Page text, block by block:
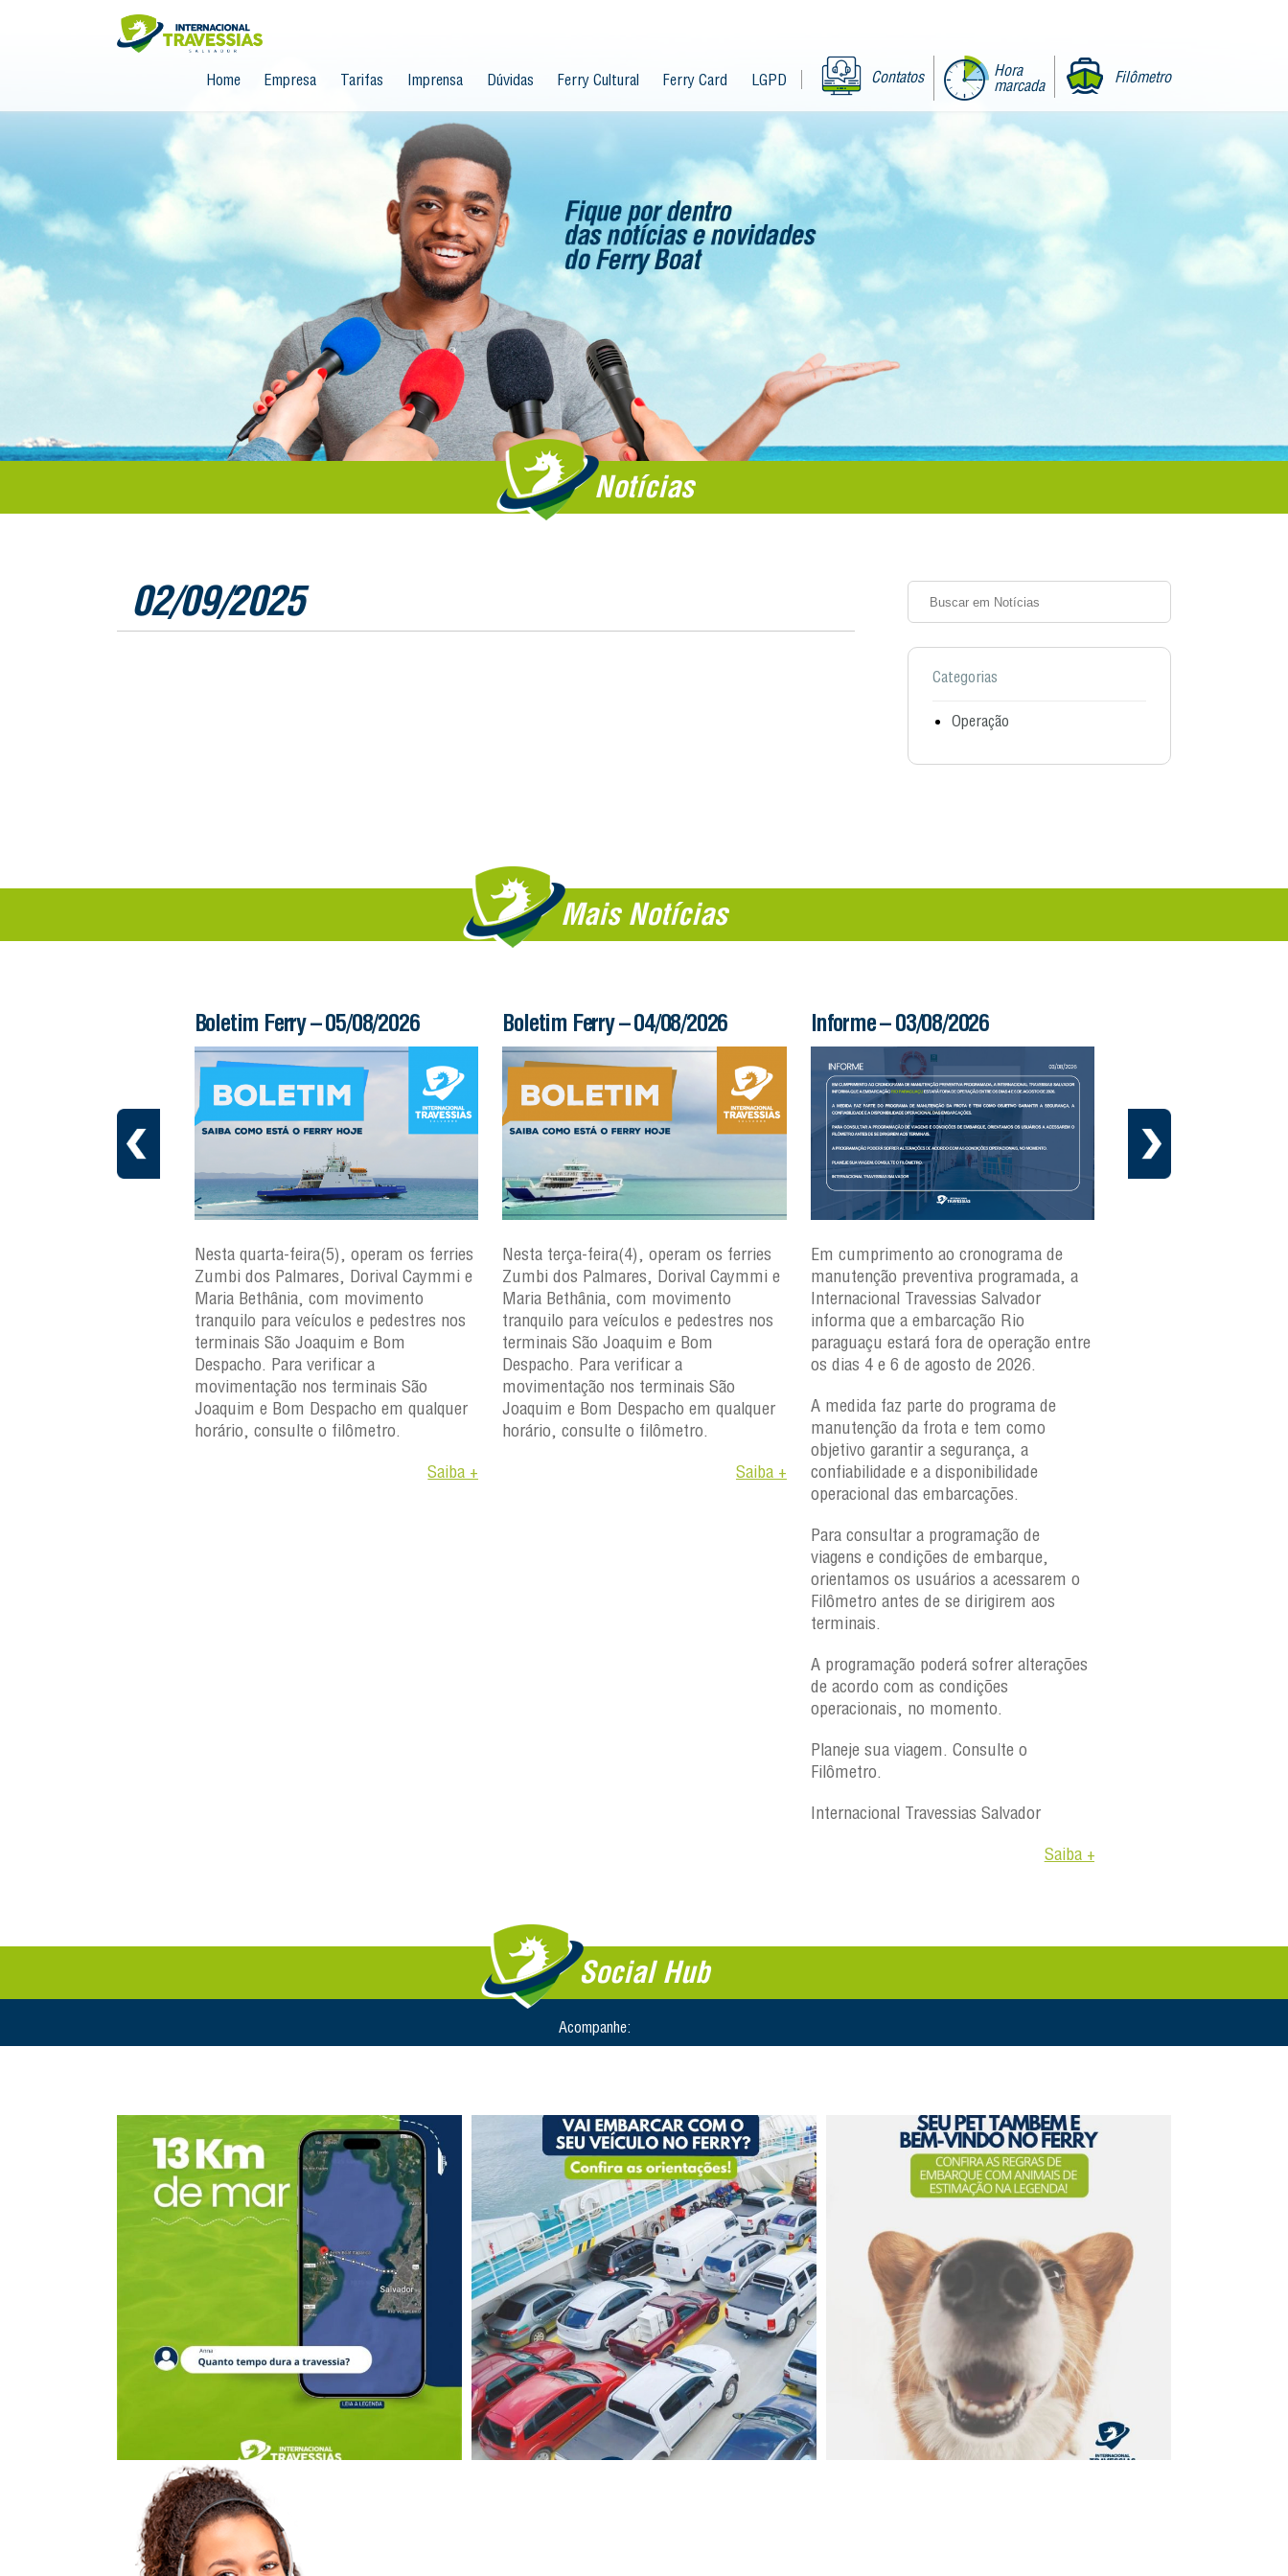
Contatos
Hora
marcada
Filômetro
Home Empresa Tarifas Imprensa Dúvidas Ferry Cultural Ferry Card LGPD
Notícias
02/09/2025
Categorias
Operação
Mais Notícias
Boletim Ferry – 05/08/2026
Nesta quarta-feira(5), operam os ferries
Zumbi dos Palmares, Dorival Caymmi e
Maria Bethânia, com movimento
tranquilo para veículos e pedestres nos
terminais São Joaquim e Bom
Despacho. Para verificar a
movimentação nos terminais São
Joaquim e Bom Despacho em qualquer
horário, consulte o filômetro.
Saiba +
Boletim Ferry – 04/08/2026
Nesta terça-feira(4), operam os ferries
Zumbi dos Palmares, Dorival Caymmi e
Maria Bethânia, com movimento
tranquilo para veículos e pedestres nos
terminais São Joaquim e Bom
Despacho. Para verificar a
movimentação nos terminais São
Joaquim e Bom Despacho em qualquer
horário, consulte o filômetro.
Saiba +
Informe – 03/08/2026
Em cumprimento ao cronograma de
manutenção preventiva programada, a
Internacional Travessias Salvador
informa que a embarcação Rio
paraguaçu estará fora de operação entre
os dias 4 e 6 de agosto de 2026.
A medida faz parte do programa de
manutenção da frota e tem como
objetivo garantir a segurança, a
confiabilidade e a disponibilidade
operacional das embarcações.
Para consultar a programação de
viagens e condições de embarque,
orientamos os usuários a acessarem o
Filômetro antes de se dirigirem aos
terminais.
A programação poderá sofrer alterações
de acordo com as condições
operacionais, no momento.
Planeje sua viagem. Consulte o
Filômetro.
Internacional Travessias Salvador
Saiba +
Social Hub
Acompanhe: